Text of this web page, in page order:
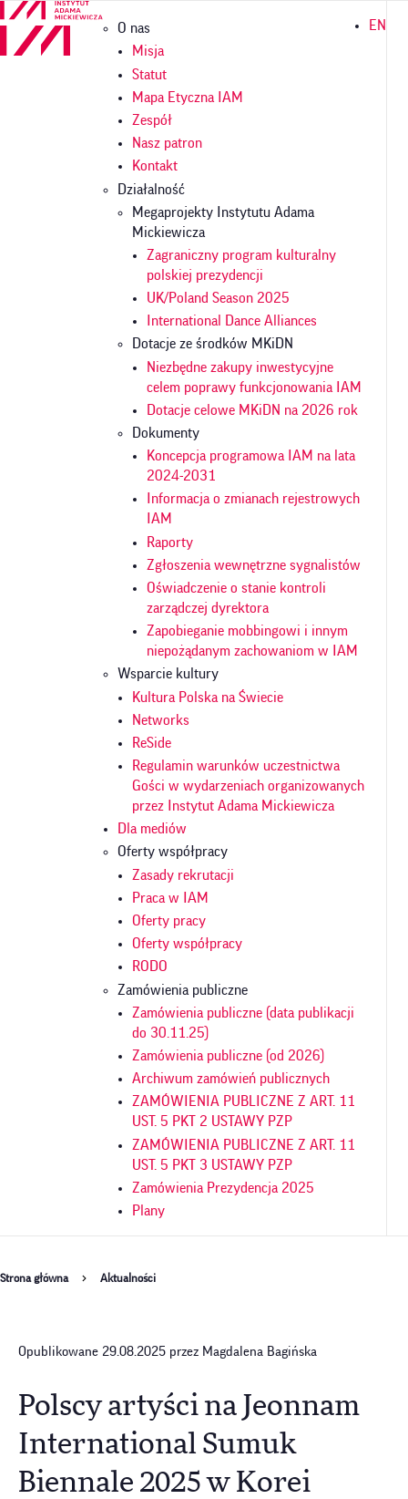
Przejdź
treści
Główna
nawigacja
O nas
Misja
Statut
Mapa Etyczna IAM
Zespół
Nasz patron
Kontakt
Działalność
Megaprojekty Instytutu Adama
Mickiewicza
Zagraniczny program kulturalny
polskiej prezydencji
UK/Poland Season 2025
International Dance Alliances
Dotacje ze środków MKiDN
Niezbędne zakupy inwestycyjne
celem poprawy funkcjonowania IAM
Dotacje celowe MKiDN na 2026 rok
Dokumenty
Koncepcja programowa IAM na lata
2024-2031
Informacja o zmianach rejestrowych
IAM
Raporty
Zgłoszenia wewnętrzne sygnalistów
Oświadczenie o stanie kontroli
zarządczej dyrektora
Zapobieganie mobbingowi i innym
niepożądanym zachowaniom w IAM
Wsparcie kultury
Kultura Polska na Świecie
Networks
ReSide
Regulamin warunków uczestnictwa
Gości w wydarzeniach organizowanych
przez Instytut Adama Mickiewicza
Dla mediów
Oferty współpracy
Zasady rekrutacji
Praca w IAM
Oferty pracy
Oferty współpracy
RODO
Zamówienia publiczne
Zamówienia publiczne (data publikacji
do 30.11.25)
Zamówienia publiczne (od 2026)
Archiwum zamówień publicznych
ZAMÓWIENIA PUBLICZNE Z ART. 11
UST. 5 PKT 2 USTAWY PZP
ZAMÓWIENIA PUBLICZNE Z ART. 11
UST. 5 PKT 3 USTAWY PZP
Zamówienia Prezydencja 2025
Plany
EN
Ścieżka
Strona główna Aktualności
Opublikowane 29.08.2025 przez Magdalena Bagińska
Polscy artyści na Jeonnam
International Sumuk
Biennale 2025 w Korei